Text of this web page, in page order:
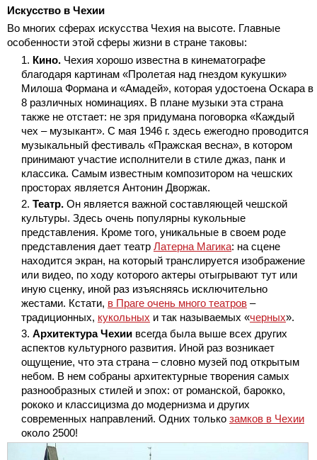
Искусство в Чехии
Во многих сферах искусства Чехия на высоте. Главные
особенности этой сферы жизни в стране таковы:
Кино. Чехия хорошо известна в кинематографе
благодаря картинам «Пролетая над гнездом кукушки»
Милоша Формана и «Амадей», которая удостоена Оскара в
8 различных номинациях. В плане музыки эта страна
также не отстает: не зря придумана поговорка «Каждый
чех – музыкант». С мая 1946 г. здесь ежегодно проводится
музыкальный фестиваль «Пражская весна», в котором
принимают участие исполнители в стиле джаз, панк и
классика. Самым известным композитором на чешских
просторах является Антонин Дворжак.
Театр. Он является важной составляющей чешской
культуры. Здесь очень популярны кукольные
представления. Кроме того, уникальные в своем роде
представления дает театр Латерна Магика: на сцене
находится экран, на который транслируется изображение
или видео, по ходу которого актеры отыгрывают тут или
иную сценку, иной раз изъясняясь исключительно
жестами. Кстати, в Праге очень много театров –
традиционных, кукольных и так называемых «черных».
Архитектура Чехии всегда была выше всех других
аспектов культурного развития. Иной раз возникает
ощущение, что эта страна – словно музей под открытым
небом. В нем собраны архитектурные творения самых
разнообразных стилей и эпох: от романской, барокко,
рококо и классицизма до модернизма и других
современных направлений. Одних только замков в Чехии
около 2500!